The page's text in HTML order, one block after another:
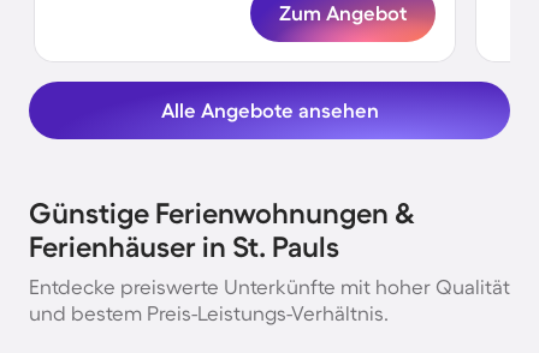
Zum Angebot
Alle Angebote ansehen
Günstige Ferienwohnungen &
Ferienhäuser in St. Pauls
Entdecke preiswerte Unterkünfte mit hoher Qualität
und bestem Preis-Leistungs-Verhältnis.